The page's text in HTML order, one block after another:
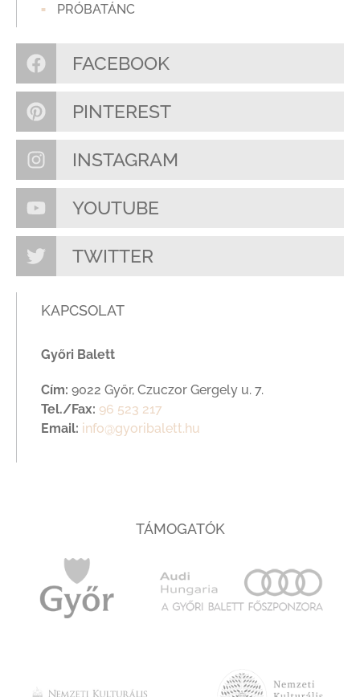
PRÓBATÁNC
FACEBOOK
PINTEREST
INSTAGRAM
YOUTUBE
TWITTER
KAPCSOLAT
Győri Balett
Cím: 9022 Győr, Czuczor Gergely u. 7.
Tel./Fax: 96 523 217
Email: info@gyoribalett.hu
TÁMOGATÓK